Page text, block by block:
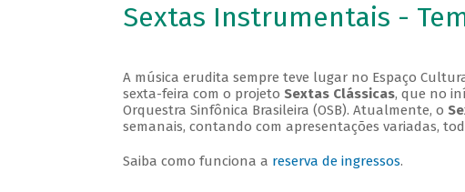
Sextas Instrumentais -
A música erudita sempre teve lugar no Espaço
sexta-feira com o projeto Sextas Clássicas, que no
Orquestra Sinfônica Brasileira (OSB). Atualmente, o
semanais, contando com apresentações variadas,
Saiba como funciona a reserva de ingressos.